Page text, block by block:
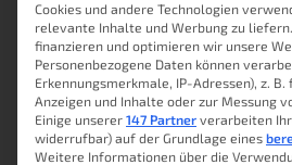
ioBroker App
Lukas 30. Juli
Cookies und andere Technologien
relevante Inhalte und Werbung zu
finanzieren und optimieren wir unsere
Personenbezogene Daten können
Erkennungsmerkmale, IP-Adressen), z.
Anzeigen und Inhalte oder zur Messung
Einige unserer 147 Partner verarbeiten
widerrufbar) auf der Grundlage eines
Weitere Informationen über die